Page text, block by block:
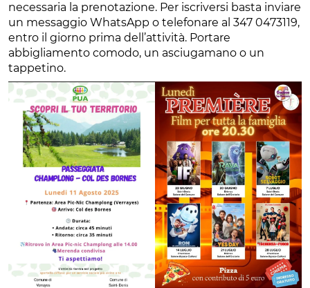
necessaria la prenotazione. Per iscriversi basta inviare
un messaggio WhatsApp o telefonare al 347 0473119,
entro il giorno prima dell’attività. Portare
abbigliamento comodo, un asciugamano o un
tappetino.